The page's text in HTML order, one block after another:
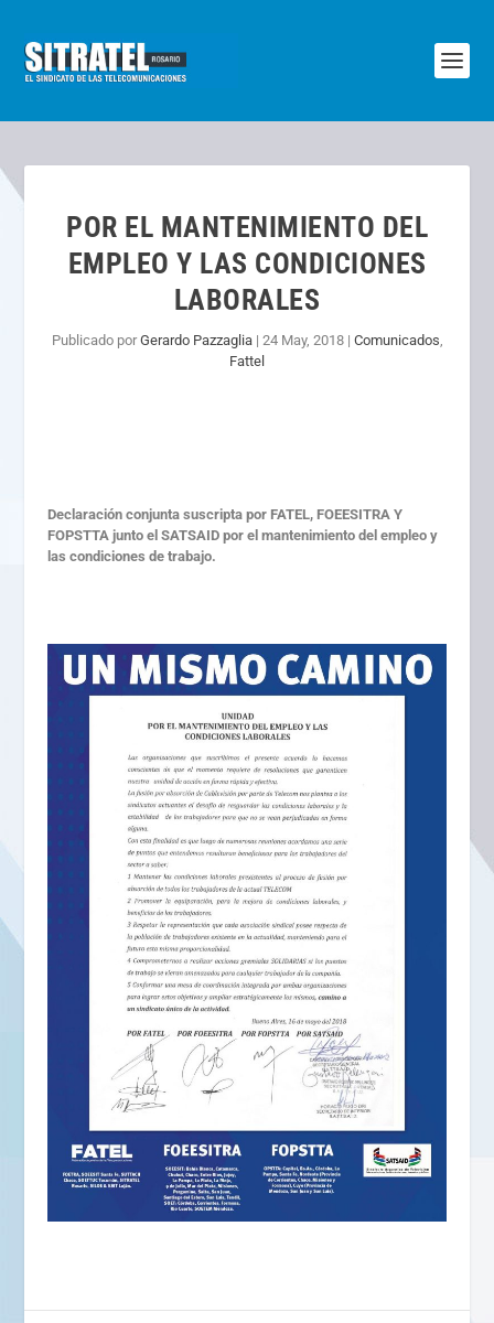
POR EL MANTENIMIENTO DEL
EMPLEO Y LAS CONDICIONES
LABORALES
Publicado porGerardo Pazzaglia| 24 May, 2018| Comunicados,
Fattel
Declaración conjunta suscripta por FATEL, FOEESITRA Y
FOPSTTA junto el SATSAID por el mantenimiento del empleo y
las condiciones de trabajo.